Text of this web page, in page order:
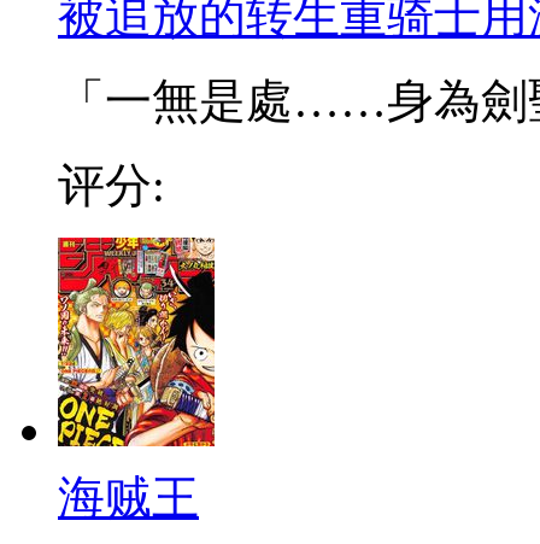
被追放的转生重骑士
「一無是處……身為劍
评分:
海贼王